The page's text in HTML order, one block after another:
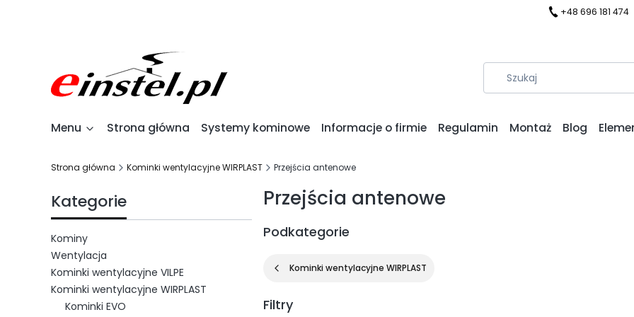
+48 696 181 474
Menu Strona główna Systemy kominowe Informacje o firmie Regulamin Montaż Blog
Strona główna Kominki wentylacyjne WIRPLAST Przejścia antenowe
Kategorie
Kominy
Wentylacja
Kominki wentylacyjne VILPE
Kominki wentylacyjne WIRPLAST
Kominki EVO
Przejścia antenowe
Podkategorie
Kominki wentylacyjne WIRPLAST
Filtry